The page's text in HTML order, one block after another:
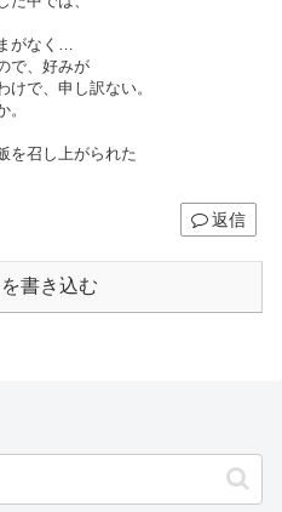
がなく…
で、好みが
で、申し訳ない。
を召し上がられた
返信
書き込む